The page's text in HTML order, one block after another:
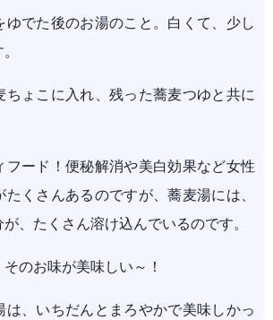
ゆでた後のお湯のこと。白くて、少し
ちょこに入れ、残った蕎麦つゆと共に
フード！便秘解消や美白効果など女性
くさんあるのですが、蕎麦湯には、
、たくさん溶け込んでいるのです。
のお味が美味しい～！
は、いちだんとまろやかで美味しかっ